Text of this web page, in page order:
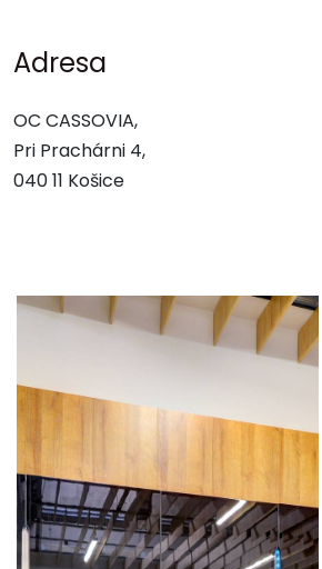
Adresa
OC CASSOVIA,
Pri Prachárni 4,
040 11 Košice